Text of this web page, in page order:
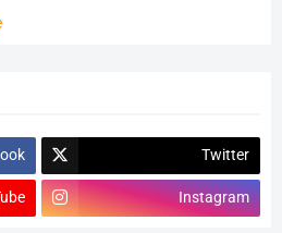
Twitter
Instagram